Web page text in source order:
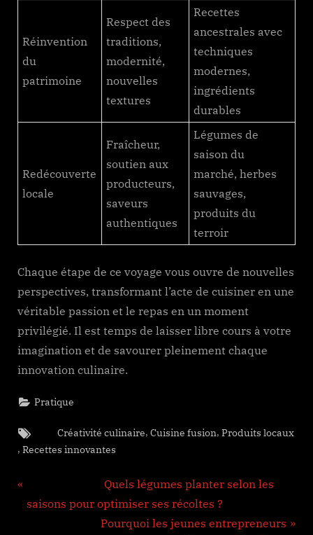
Réinvention
du
patrimoine
Respect des
traditions,
modernité,
nouvelles
textures
Recettes
ancestrales avec
techniques
modernes,
ingrédients
durables
Redécouverte
locale
Fraîcheur,
soutien aux
producteurs,
saveurs
authentiques
Légumes de
saison du
marché, herbes
sauvages,
produits du
terroir
Chaque étape de ce voyage vous ouvre de nouvelles
perspectives, transformant l’acte de cuisiner en une
véritable passion et le repas en un moment
privilégié. Il est temps de laisser libre cours à votre
imagination et de savourer pleinement chaque
innovation culinaire.
Pratique
Tags:Créativité culinaire,Cuisine fusion,Produits locaux
, Recettes innovantes
de
Quels légumes planter selon les
saisons pour optimiser ses récoltes ?
Pourquoi les jeunes entrepreneurs